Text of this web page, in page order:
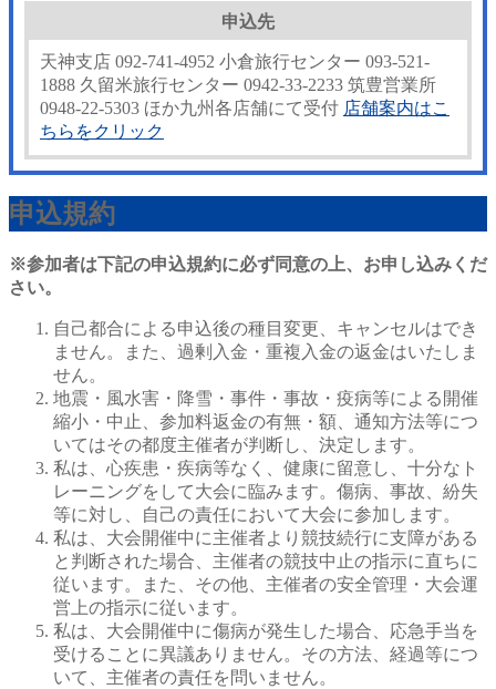
申込先
天神支店 092-741-4952 小倉旅行センター 093-521-
1888 久留米旅行センター 0942-33-2233 筑豊営業所
0948-22-5303 ほか九州各店舗にて受付 店舗案内はこ
ちらをクリック
申込規約
※参加者は下記の申込規約に必ず同意の上、お申し込みくだ
さい。
自己都合による申込後の種目変更、キャンセルはでき
ません。また、過剰入金・重複入金の返金はいたしま
せん。
地震・風水害・降雪・事件・事故・疫病等による開催
縮小・中止、参加料返金の有無・額、通知方法等につ
いてはその都度主催者が判断し、決定します。
私は、心疾患・疾病等なく、健康に留意し、十分なト
レーニングをして大会に臨みます。傷病、事故、紛失
等に対し、自己の責任において大会に参加します。
私は、大会開催中に主催者より競技続行に支障がある
と判断された場合、主催者の競技中止の指示に直ちに
従います。また、その他、主催者の安全管理・大会運
営上の指示に従います。
私は、大会開催中に傷病が発生した場合、応急手当を
受けることに異議ありません。その方法、経過等につ
いて、主催者の責任を問いません。